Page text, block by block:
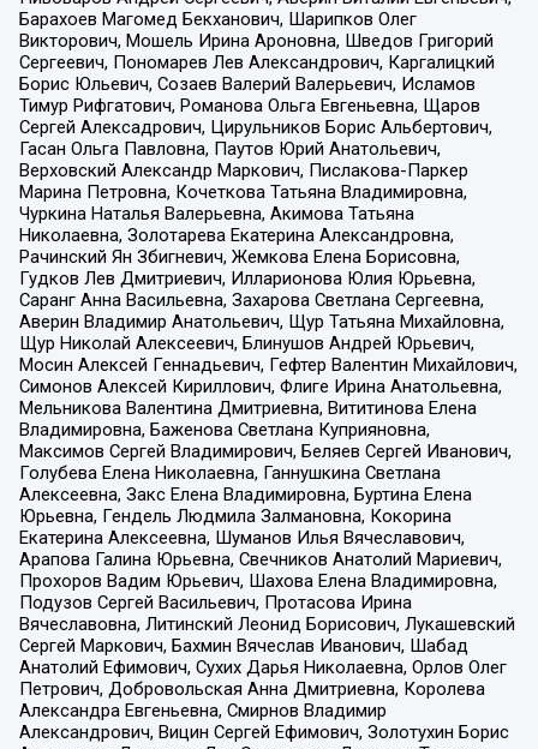
Барахоев Магомед Бекханович, Шарипков Олег
Викторович, Мошель Ирина Ароновна, Шведов Григорий
Сергеевич, Пономарев Лев Александрович, Каргалицкий
Борис Юльевич, Созаев Валерий Валерьевич, Исламов
Тимур Рифгатович, Романова Ольга Евгеньевна, Щаров
Сергей Алексадрович, Цирульников Борис Альбертович,
Гасан Ольга Павловна, Паутов Юрий Анатольевич,
Верховский Александр Маркович, Пислакова-Паркер
Марина Петровна, Кочеткова Татьяна Владимировна,
Чуркина Наталья Валерьевна, Акимова Татьяна
Николаевна, Золотарева Екатерина Александровна,
Рачинский Ян Збигневич, Жемкова Елена Борисовна,
Гудков Лев Дмитриевич, Илларионова Юлия Юрьевна,
Саранг Анна Васильевна, Захарова Светлана Сергеевна,
Аверин Владимир Анатольевич, Щур Татьяна Михайловна,
Щур Николай Алексеевич, Блинушов Андрей Юрьевич,
Мосин Алексей Геннадьевич, Гефтер Валентин Михайлович,
Симонов Алексей Кириллович, Флиге Ирина Анатольевна,
Мельникова Валентина Дмитриевна, Вититинова Елена
Владимировна, Баженова Светлана Куприяновна,
Максимов Сергей Владимирович, Беляев Сергей Иванович,
Голубева Елена Николаевна, Ганнушкина Светлана
Алексеевна, Закс Елена Владимировна, Буртина Елена
Юрьевна, Гендель Людмила Залмановна, Кокорина
Екатерина Алексеевна, Шуманов Илья Вячеславович,
Арапова Галина Юрьевна, Свечников Анатолий Мариевич,
Прохоров Вадим Юрьевич, Шахова Елена Владимировна,
Подузов Сергей Васильевич, Протасова Ирина
Вячеславовна, Литинский Леонид Борисович, Лукашевский
Сергей Маркович, Бахмин Вячеслав Иванович, Шабад
Анатолий Ефимович, Сухих Дарья Николаевна, Орлов Олег
Петрович, Добровольская Анна Дмитриевна, Королева
Александра Евгеньевна, Смирнов Владимир
Александрович, Вицин Сергей Ефимович, Золотухин Борис